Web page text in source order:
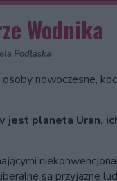
Wodnika
Podlaska
nowoczesne,
jest planeta Uran,
są przyjazne